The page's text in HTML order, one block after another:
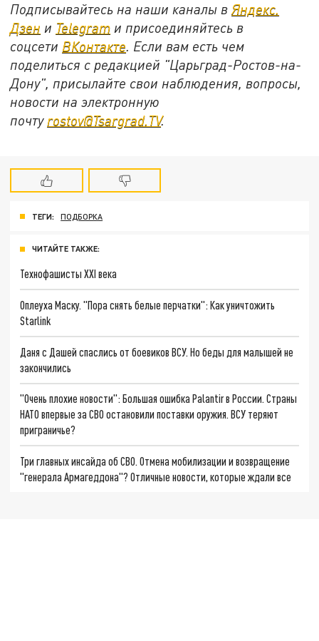
Подписывайтесь на наши каналы вЯндекс.
Дзен и Telegram и присоединяйтесь в
соцсети ВКонтакте. Если вам есть чем
поделиться с редакцией "Царьград-Ростов-на-
Дону", присылайте свои наблюдения, вопросы,
новости на электронную
почту rostov@Tsargrad.ТV.
ТЕГИ: ПОДБОРКА
ЧИТАЙТЕ ТАКЖЕ:
Технофашисты XXI века
Оплеуха Маску. "Пора снять белые перчатки": Как уничтожить
Starlink
Даня с Дашей спаслись от боевиков ВСУ. Но беды для малышей не
закончились
"Очень плохие новости": Большая ошибка Palantir в России. Страны
НАТО впервые за СВО остановили поставки оружия. ВСУ теряют
приграничье?
Три главных инсайда об СВО. Отмена мобилизации и возвращение
"генерала Армагеддона"? Отличные новости, которые ждали все